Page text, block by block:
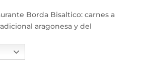
Borda Bisaltico: carnes a
aragonesa y del